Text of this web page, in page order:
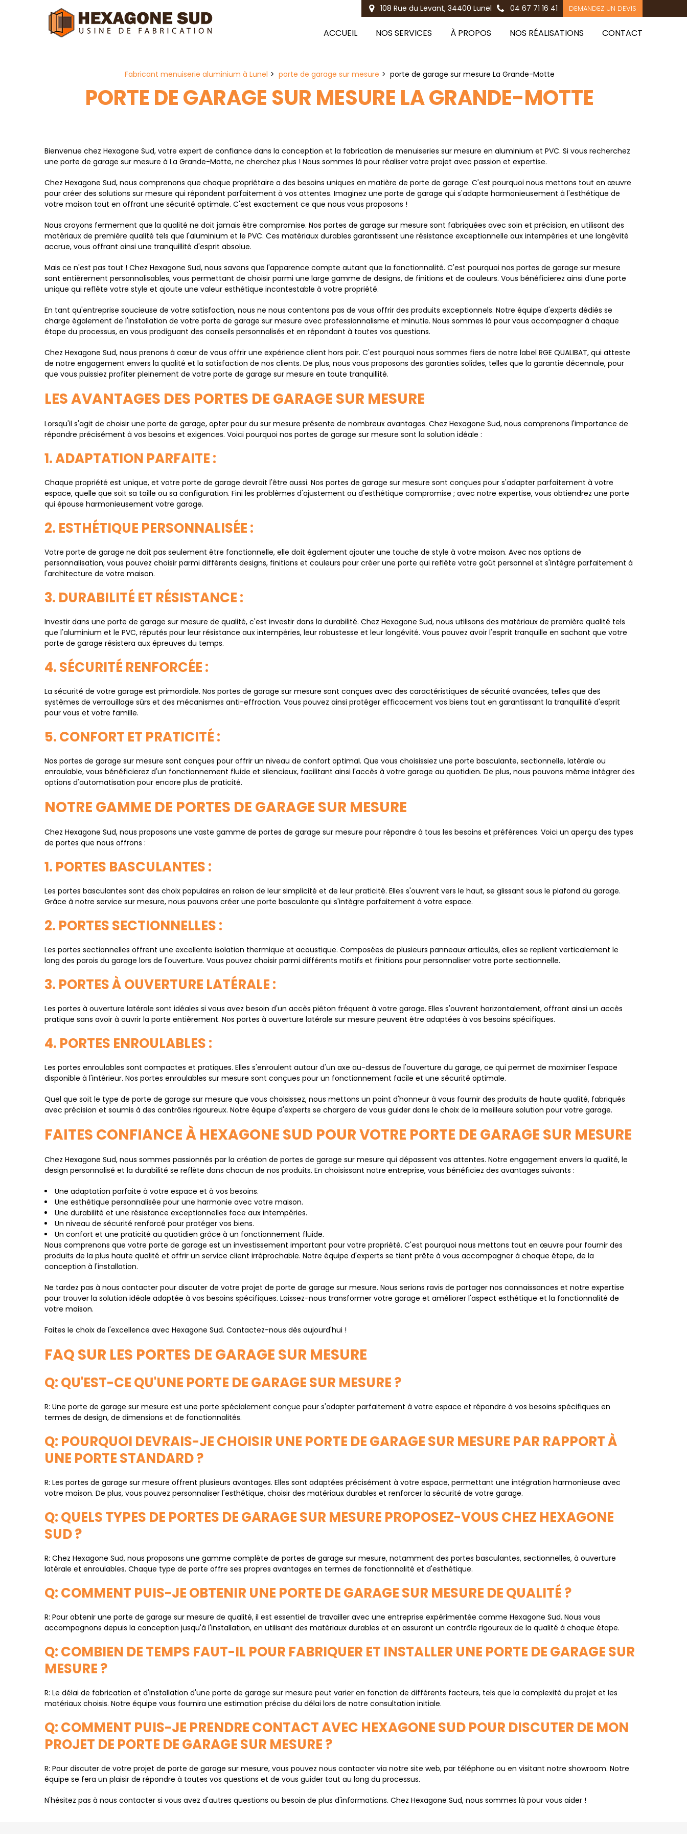
108 Rue du Levant, 34400 Lunel 04 67 71 16 41 DEMANDEZ UN DEVIS
ACCUEIL NOS SERVICES À PROPOS NOS RÉALISATIONS CONTACT
Fabricant menuiserie aluminium à Lunel porte de garage sur mesure porte de garage sur mesure La Grande-Motte
PORTE DE GARAGE SUR MESURE LA GRANDE-MOTTE
Bienvenue chez Hexagone Sud, votre expert de confiance dans la conception et la fabrication de menuiseries sur mesure en aluminium et PVC. Si vous recherchez
une porte de garage sur mesure à La Grande-Motte, ne cherchez plus ! Nous sommes là pour réaliser votre projet avec passion et expertise.
Chez Hexagone Sud, nous comprenons que chaque propriétaire a des besoins uniques en matière de porte de garage. C'est pourquoi nous mettons tout en œuvre
pour créer des solutions sur mesure qui répondent parfaitement à vos attentes. Imaginez une porte de garage qui s'adapte harmonieusement à l'esthétique de
votre maison tout en offrant une sécurité optimale. C'est exactement ce que nous vous proposons !
Nous croyons fermement que la qualité ne doit jamais être compromise. Nos portes de garage sur mesure sont fabriquées avec soin et précision, en utilisant des
matériaux de première qualité tels que l'aluminium et le PVC. Ces matériaux durables garantissent une résistance exceptionnelle aux intempéries et une longévité
accrue, vous offrant ainsi une tranquillité d'esprit absolue.
Mais ce n'est pas tout ! Chez Hexagone Sud, nous savons que l'apparence compte autant que la fonctionnalité. C'est pourquoi nos portes de garage sur mesure
sont entièrement personnalisables, vous permettant de choisir parmi une large gamme de designs, de finitions et de couleurs. Vous bénéficierez ainsi d'une porte
unique qui reflète votre style et ajoute une valeur esthétique incontestable à votre propriété.
En tant qu'entreprise soucieuse de votre satisfaction, nous ne nous contentons pas de vous offrir des produits exceptionnels. Notre équipe d'experts dédiés se
charge également de l'installation de votre porte de garage sur mesure avec professionnalisme et minutie. Nous sommes là pour vous accompagner à chaque
étape du processus, en vous prodiguant des conseils personnalisés et en répondant à toutes vos questions.
Chez Hexagone Sud, nous prenons à cœur de vous offrir une expérience client hors pair. C'est pourquoi nous sommes fiers de notre label RGE QUALIBAT, qui atteste
de notre engagement envers la qualité et la satisfaction de nos clients. De plus, nous vous proposons des garanties solides, telles que la garantie décennale, pour
que vous puissiez profiter pleinement de votre porte de garage sur mesure en toute tranquillité.
LES AVANTAGES DES PORTES DE GARAGE SUR MESURE
Lorsqu'il s'agit de choisir une porte de garage, opter pour du sur mesure présente de nombreux avantages. Chez Hexagone Sud, nous comprenons l'importance de
répondre précisément à vos besoins et exigences. Voici pourquoi nos portes de garage sur mesure sont la solution idéale :
1. ADAPTATION PARFAITE :
Chaque propriété est unique, et votre porte de garage devrait l'être aussi. Nos portes de garage sur mesure sont conçues pour s'adapter parfaitement à votre
espace, quelle que soit sa taille ou sa configuration. Fini les problèmes d'ajustement ou d'esthétique compromise ; avec notre expertise, vous obtiendrez une porte
qui épouse harmonieusement votre garage.
2. ESTHÉTIQUE PERSONNALISÉE :
Votre porte de garage ne doit pas seulement être fonctionnelle, elle doit également ajouter une touche de style à votre maison. Avec nos options de
personnalisation, vous pouvez choisir parmi différents designs, finitions et couleurs pour créer une porte qui reflète votre goût personnel et s'intègre parfaitement à
l'architecture de votre maison.
3. DURABILITÉ ET RÉSISTANCE :
Investir dans une porte de garage sur mesure de qualité, c'est investir dans la durabilité. Chez Hexagone Sud, nous utilisons des matériaux de première qualité tels
que l'aluminium et le PVC, réputés pour leur résistance aux intempéries, leur robustesse et leur longévité. Vous pouvez avoir l'esprit tranquille en sachant que votre
porte de garage résistera aux épreuves du temps.
4. SÉCURITÉ RENFORCÉE :
La sécurité de votre garage est primordiale. Nos portes de garage sur mesure sont conçues avec des caractéristiques de sécurité avancées, telles que des
systèmes de verrouillage sûrs et des mécanismes anti-effraction. Vous pouvez ainsi protéger efficacement vos biens tout en garantissant la tranquillité d'esprit
pour vous et votre famille.
5. CONFORT ET PRATICITÉ :
Nos portes de garage sur mesure sont conçues pour offrir un niveau de confort optimal. Que vous choisissiez une porte basculante, sectionnelle, latérale ou
enroulable, vous bénéficierez d'un fonctionnement fluide et silencieux, facilitant ainsi l'accès à votre garage au quotidien. De plus, nous pouvons même intégrer des
options d'automatisation pour encore plus de praticité.
NOTRE GAMME DE PORTES DE GARAGE SUR MESURE
Chez Hexagone Sud, nous proposons une vaste gamme de portes de garage sur mesure pour répondre à tous les besoins et préférences. Voici un aperçu des types
de portes que nous offrons :
1. PORTES BASCULANTES :
Les portes basculantes sont des choix populaires en raison de leur simplicité et de leur praticité. Elles s'ouvrent vers le haut, se glissant sous le plafond du garage.
Grâce à notre service sur mesure, nous pouvons créer une porte basculante qui s'intègre parfaitement à votre espace.
2. PORTES SECTIONNELLES :
Les portes sectionnelles offrent une excellente isolation thermique et acoustique. Composées de plusieurs panneaux articulés, elles se replient verticalement le
long des parois du garage lors de l'ouverture. Vous pouvez choisir parmi différents motifs et finitions pour personnaliser votre porte sectionnelle.
3. PORTES À OUVERTURE LATÉRALE :
Les portes à ouverture latérale sont idéales si vous avez besoin d'un accès piéton fréquent à votre garage. Elles s'ouvrent horizontalement, offrant ainsi un accès
pratique sans avoir à ouvrir la porte entièrement. Nos portes à ouverture latérale sur mesure peuvent être adaptées à vos besoins spécifiques.
4. PORTES ENROULABLES :
Les portes enroulables sont compactes et pratiques. Elles s'enroulent autour d'un axe au-dessus de l'ouverture du garage, ce qui permet de maximiser l'espace
disponible à l'intérieur. Nos portes enroulables sur mesure sont conçues pour un fonctionnement facile et une sécurité optimale.
Quel que soit le type de porte de garage sur mesure que vous choisissez, nous mettons un point d'honneur à vous fournir des produits de haute qualité, fabriqués
avec précision et soumis à des contrôles rigoureux. Notre équipe d'experts se chargera de vous guider dans le choix de la meilleure solution pour votre garage.
FAITES CONFIANCE À HEXAGONE SUD POUR VOTRE PORTE DE GARAGE SUR MESURE
Chez Hexagone Sud, nous sommes passionnés par la création de portes de garage sur mesure qui dépassent vos attentes. Notre engagement envers la qualité, le
design personnalisé et la durabilité se reflète dans chacun de nos produits. En choisissant notre entreprise, vous bénéficiez des avantages suivants :
Une adaptation parfaite à votre espace et à vos besoins.
Une esthétique personnalisée pour une harmonie avec votre maison.
Une durabilité et une résistance exceptionnelles face aux intempéries.
Un niveau de sécurité renforcé pour protéger vos biens.
Un confort et une praticité au quotidien grâce à un fonctionnement fluide.
Nous comprenons que votre porte de garage est un investissement important pour votre propriété. C'est pourquoi nous mettons tout en œuvre pour fournir des
produits de la plus haute qualité et offrir un service client irréprochable. Notre équipe d'experts se tient prête à vous accompagner à chaque étape, de la
conception à l'installation.
Ne tardez pas à nous contacter pour discuter de votre projet de porte de garage sur mesure. Nous serions ravis de partager nos connaissances et notre expertise
pour trouver la solution idéale adaptée à vos besoins spécifiques. Laissez-nous transformer votre garage et améliorer l'aspect esthétique et la fonctionnalité de
votre maison.
Faites le choix de l'excellence avec Hexagone Sud. Contactez-nous dès aujourd'hui !
FAQ SUR LES PORTES DE GARAGE SUR MESURE
Q: QU'EST-CE QU'UNE PORTE DE GARAGE SUR MESURE ?
R: Une porte de garage sur mesure est une porte spécialement conçue pour s'adapter parfaitement à votre espace et répondre à vos besoins spécifiques en
termes de design, de dimensions et de fonctionnalités.
Q: POURQUOI DEVRAIS-JE CHOISIR UNE PORTE DE GARAGE SUR MESURE PAR RAPPORT À
UNE PORTE STANDARD ?
R: Les portes de garage sur mesure offrent plusieurs avantages. Elles sont adaptées précisément à votre espace, permettant une intégration harmonieuse avec
votre maison. De plus, vous pouvez personnaliser l'esthétique, choisir des matériaux durables et renforcer la sécurité de votre garage.
Q: QUELS TYPES DE PORTES DE GARAGE SUR MESURE PROPOSEZ-VOUS CHEZ HEXAGONE
SUD ?
R: Chez Hexagone Sud, nous proposons une gamme complète de portes de garage sur mesure, notamment des portes basculantes, sectionnelles, à ouverture
latérale et enroulables. Chaque type de porte offre ses propres avantages en termes de fonctionnalité et d'esthétique.
Q: COMMENT PUIS-JE OBTENIR UNE PORTE DE GARAGE SUR MESURE DE QUALITÉ ?
R: Pour obtenir une porte de garage sur mesure de qualité, il est essentiel de travailler avec une entreprise expérimentée comme Hexagone Sud. Nous vous
accompagnons depuis la conception jusqu'à l'installation, en utilisant des matériaux durables et en assurant un contrôle rigoureux de la qualité à chaque étape.
Q: COMBIEN DE TEMPS FAUT-IL POUR FABRIQUER ET INSTALLER UNE PORTE DE GARAGE SUR
MESURE ?
R: Le délai de fabrication et d'installation d'une porte de garage sur mesure peut varier en fonction de différents facteurs, tels que la complexité du projet et les
matériaux choisis. Notre équipe vous fournira une estimation précise du délai lors de notre consultation initiale.
Q: COMMENT PUIS-JE PRENDRE CONTACT AVEC HEXAGONE SUD POUR DISCUTER DE MON
PROJET DE PORTE DE GARAGE SUR MESURE ?
R: Pour discuter de votre projet de porte de garage sur mesure, vous pouvez nous contacter via notre site web, par téléphone ou en visitant notre showroom. Notre
équipe se fera un plaisir de répondre à toutes vos questions et de vous guider tout au long du processus.
N'hésitez pas à nous contacter si vous avez d'autres questions ou besoin de plus d'informations. Chez Hexagone Sud, nous sommes là pour vous aider !